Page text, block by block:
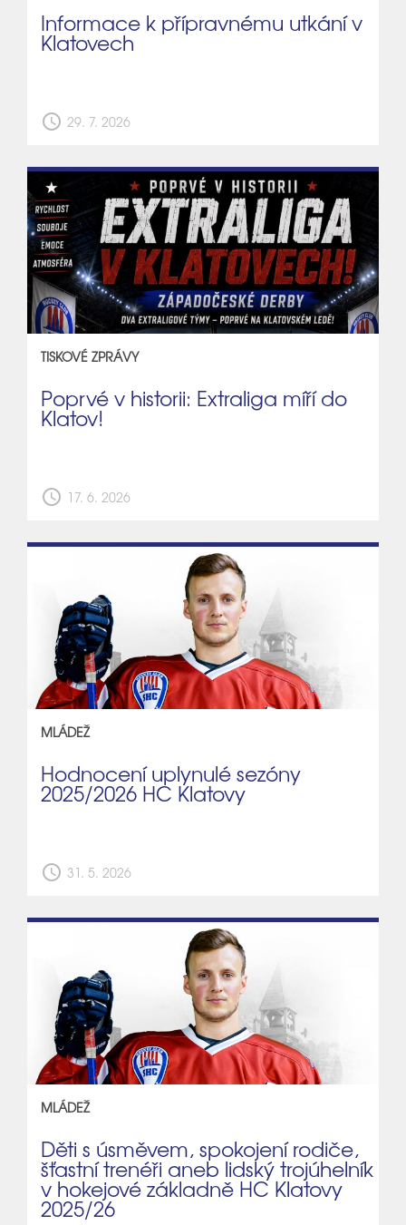
Informace k přípravnému utkání v
Klatovech
schedule 29. 7. 2026
TISKOVÉ ZPRÁVY
Poprvé v historii: Extraliga míří do
Klatov!
schedule 17. 6. 2026
MLÁDEŽ
Hodnocení uplynulé sezóny
2025/2026 HC Klatovy
schedule 31. 5. 2026
MLÁDEŽ
Děti s úsměvem, spokojení rodiče,
šťastní trenéři aneb lidský trojúhelník
v hokejové základně HC Klatovy
2025/26